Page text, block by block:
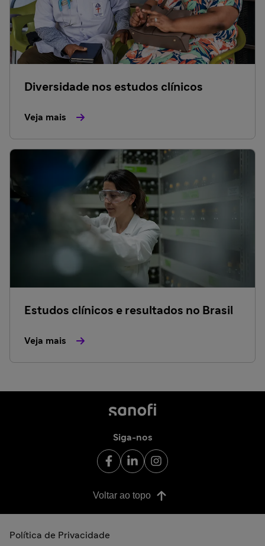
Diversidade nos estudos clínicos
Veja mais
Estudos clínicos e resultados no Brasil
Veja mais
Siga-nos
Voltar ao topo
Política de Privacidade